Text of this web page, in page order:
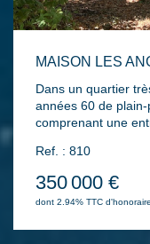
MAISON LES
Dans un quartier
années 60 de
comprenant une
dont une avec sa
indépendante, un
vitrage PVC,
climatisation
Ref. : 810
350 000 €
dont 2.94% TTC